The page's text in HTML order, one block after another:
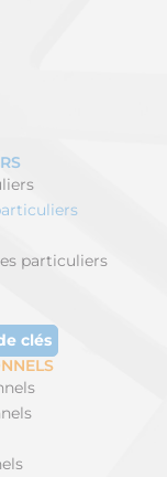
particuliers
clés